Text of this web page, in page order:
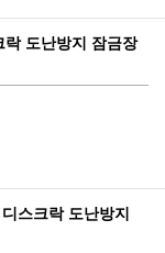
도난방지 잠금장
스크락 도난방지